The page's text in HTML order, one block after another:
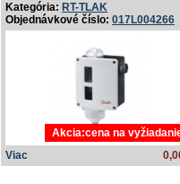
Kategória: RT-TLAK
Objednávkové číslo: 017L004266
Viac
Akcia:cena na